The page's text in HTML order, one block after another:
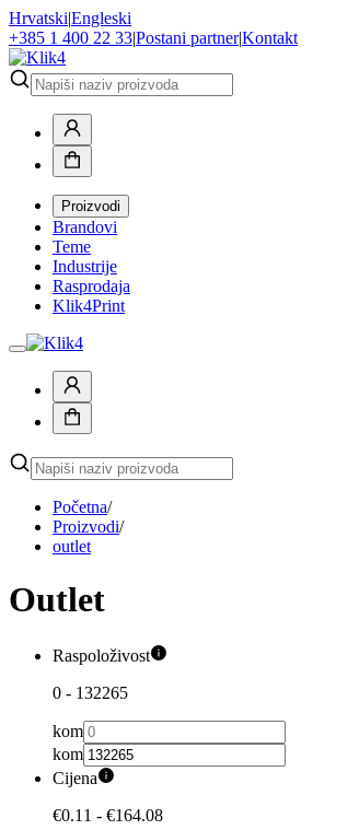
Hrvatski|Engleski
+385 1 400 22 33|Postani partner|Kontakt
Proizvodi
Brandovi
Teme
Industrije
Rasprodaja
Klik4Print
Početna/
Proizvodi/
outlet
Outlet
Raspoloživost
0 - 132265
kom
kom
Cijena
€0.11 - €164.08